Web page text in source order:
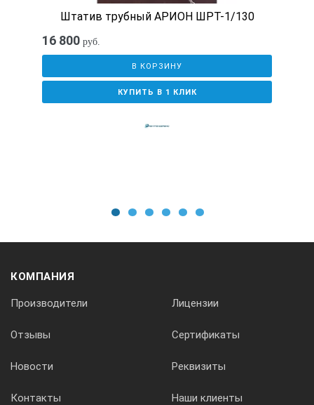
Дополнительные принадлежности CM-
6MT:
ротор 6M (12×12)
Falcon, длиной 150 мм.
ротор 6M.02 (24х12)
ротор 6М.01 (4х50)
ротор 6M.06 (6×50)
ротор 6М.03 для гель-карт
ротор 6М.04 для микропланшет
Штатив трубный АРИОН ШРТ-1/130
16 800 руб.
В КОРЗИНУ
КУПИТЬ В 1 КЛИК
КОМПАНИЯ
Производители Лицензии
Отзывы Сертификаты
Новости Реквизиты
Контакты Наши клиенты